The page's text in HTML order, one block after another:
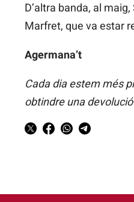
D’altra banda, al
Marfret, que va estar
Agermana’t
Cada dia estem més
obtindre una